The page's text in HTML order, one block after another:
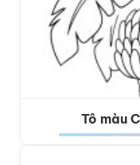
Tô màu